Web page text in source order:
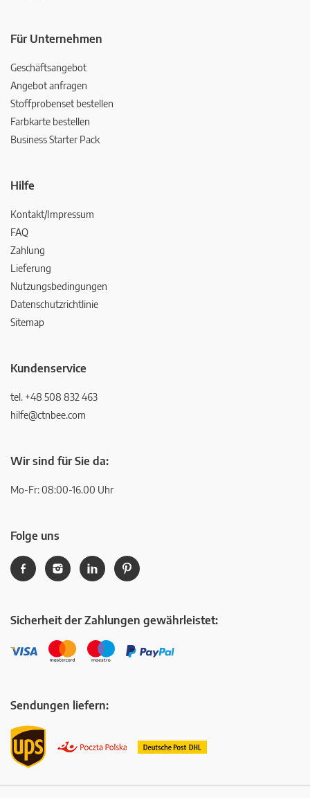
Für Unternehmen
Geschäftsangebot
Angebot anfragen
Stoffprobenset bestellen
Farbkarte bestellen
Business Starter Pack
Hilfe
Kontakt/Impressum
FAQ
Zahlung
Lieferung
Nutzungsbedingungen
Datenschutzrichtlinie
Sitemap
Kundenservice
tel. +48 508 832 463
hilfe@ctnbee.com
Wir sind für Sie da:
Mo-Fr: 08:00-16.00 Uhr
Folge uns
Sicherheit der Zahlungen gewährleistet:
Sendungen liefern: